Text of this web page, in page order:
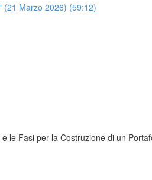
(21 Marzo 2026) (59:12)
le Fasi per la Costruzione di un